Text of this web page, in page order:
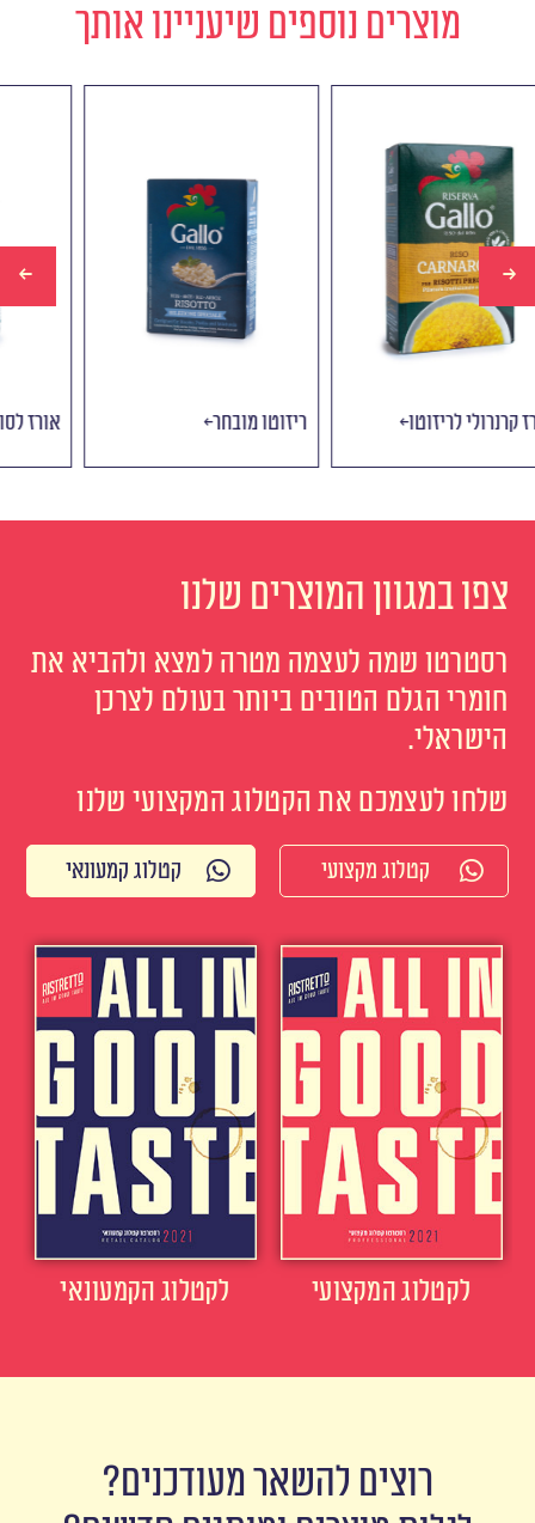
מוצרים נוספים שיעניינו אותך
ריזוטו מובחר אורז קרנרולי לריזוטו
צפו במגוון המוצרים שלנו
רסטרטו שמה לעצמה מטרה למצא ולהביא את
חומרי הגלם הטובים ביותר בעולם לצרכן
הישראלי.
שלחו לעצמכם את הקטלוג המקצועי שלנו
קטלוג מקצועי קטלוג קמעונאי
לקטלוג הקמעונאי לקטלוג המקצועי
רוצים להשאר מעודכנים?